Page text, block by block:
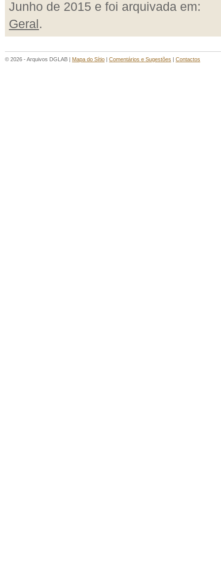
Junho de 2015 e foi arquivada em:
Geral.
© 2026 - Arquivos DGLAB | Mapa do Sítio | Comentários e Sugestões | Contactos